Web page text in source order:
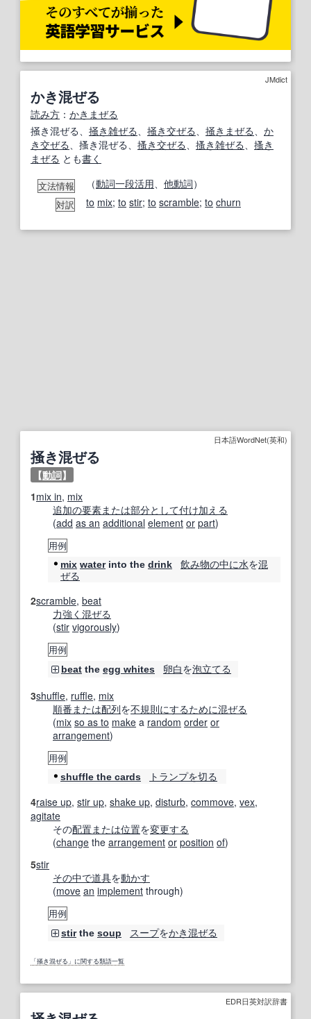
JMdict
かき混ぜる
読み方 ： かきまぜる
掻き混ぜる、 掻き雑ぜる 掻き交ぜる 掻き まぜる
か
き交ぜる 、搔き混ぜる、 搔き交ぜる 搔き雑ぜる
搔き
まぜる とも書く
文法情報 （動詞一段活用 他動詞）
対訳 to mix; to stir; to scramble; to churn
日本語WordNet(英和)
掻き混ぜる
【動詞】
1mix in, mix
追加の要素または部分として付け加える
(add as an additional element or part)
用例
mix waterinto the drink 飲み物の中に水を混
ぜる
2scramble, beat
力強く 混ぜる
(stir vigorously)
用例
beat the egg whites 卵白を泡立てる
3shuffle, ruffle, mix
順番 または配列を不規則にするために混ぜる
(mix so as to make a random order or
arrangement)
用例
shuffle the cards トランプを切る
4raise up, stir up, shake up, disturb, commove, vex,
agitate
その配置または位置を変更する
(change the arrangement or position of)
5stir
その中で道具を動かす
(move an implement through)
用例
stirthe soup スープをかき混ぜる
「掻き混ぜる」に関する類語一覧
EDR日英対訳辞書